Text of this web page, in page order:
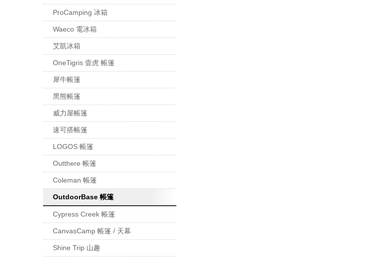
ProCamping 冰箱
Waeco 電冰箱
艾凱冰箱
OneTigris 壹虎 帳篷
犀牛帳篷
黑熊帳篷
威力屋帳篷
速可搭帳篷
LOGOS 帳篷
Outthere 帳篷
Coleman 帳篷
OutdoorBase 帳篷
Cypress Creek 帳篷
CanvasCamp 帳篷 / 天幕
Shine Trip 山趣